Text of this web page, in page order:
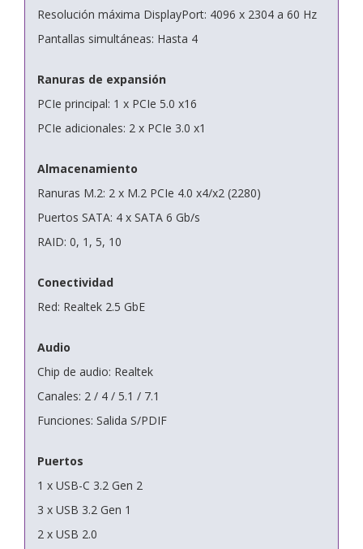
Resolución máxima DisplayPort: 4096 x 2304 a 60 Hz
Pantallas simultáneas: Hasta 4
Ranuras de expansión
PCIe principal: 1 x PCIe 5.0 x16
PCIe adicionales: 2 x PCIe 3.0 x1
Almacenamiento
Ranuras M.2: 2 x M.2 PCIe 4.0 x4/x2 (2280)
Puertos SATA: 4 x SATA 6 Gb/s
RAID: 0, 1, 5, 10
Conectividad
Red: Realtek 2.5 GbE
Audio
Chip de audio: Realtek
Canales: 2 / 4 / 5.1 / 7.1
Funciones: Salida S/PDIF
Puertos
1 x USB-C 3.2 Gen 2
3 x USB 3.2 Gen 1
2 x USB 2.0